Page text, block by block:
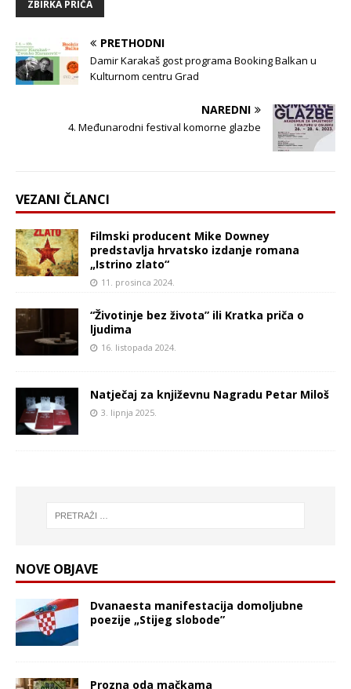
ZBIRKA PRIČA
PRETHODNI
Damir Karakaš gost programa Booking Balkan u
Kulturnom centru Grad
NAREDNI
4. Međunarodni festival komorne glazbe
VEZANI ČLANCI
Filmski producent Mike Downey
predstavlja hrvatsko izdanje romana
„Istrino zlato“
11. prosinca 2024.
“Životinje bez života” ili Kratka priča o
ljudima
16. listopada 2024.
Natječaj za književnu Nagradu Petar Miloš
3. lipnja 2025.
NOVE OBJAVE
Dvanaesta manifestacija domoljubne
poezije „Stijeg slobode”
Prozna oda mačkama